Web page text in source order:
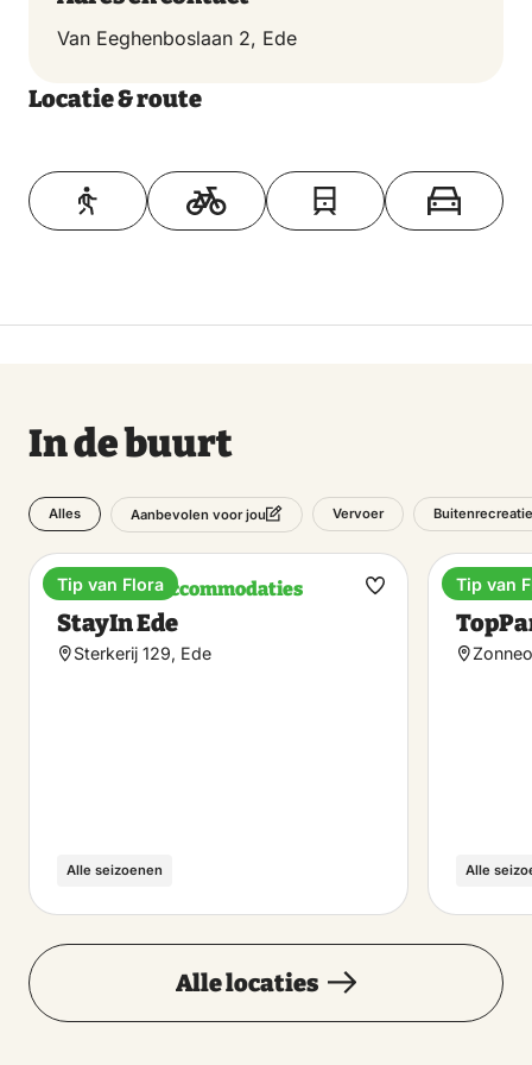
Van Eeghenboslaan 2, Ede
Locatie & route
Toon op kaart
In de buurt
Alles Aanbevolen voor jou Vervoer Buitenrecreatie
Bijzondere accommodaties
StayIn Ede
Sterkerij 129, Ede
Alle seizoenen
Tip van Flora
Maak
Alle
Tip van
Alle locaties